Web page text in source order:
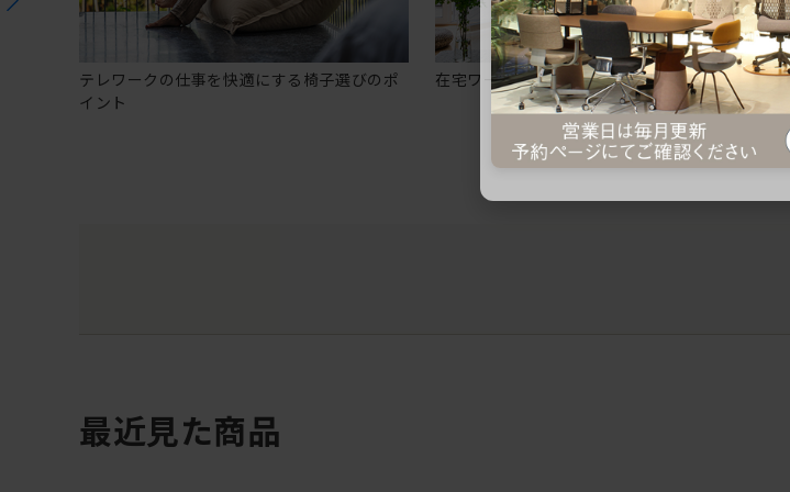
テレワークの仕事を快適にする椅子選びのポ
イント
在宅ワークにおすすめのオフィスチェア5選
最近見た商品